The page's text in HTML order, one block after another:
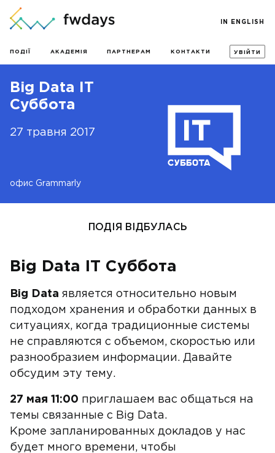
ПОДІЇ АКАДЕМІЯ ПАРТНЕРАМ КОНТАКТИ УВІЙТИ
IN ENGLISH
Big Data IT
Суббота
27 травня 2017
офис Grammarly
ПОДІЯ ВІДБУЛАСЬ
Big Data IT Суббота
Big Data является относительно новым
подходом хранения и обработки данных в
ситуациях, когда традиционные системы
не справляются с объемом, скоростью или
разнообразием информации. Давайте
обсудим эту тему.
27 мая 11:00 приглашаем вас общаться на
темы связанные с Big Data.
Кроме запланированных докладов у нас
будет много времени, чтобы